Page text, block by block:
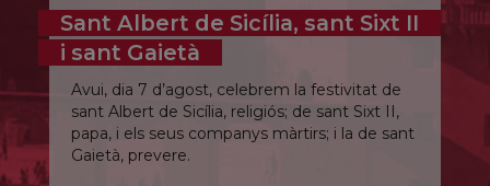
Sant Albert de Sicília, sant Sixt II
i sant Gaietà
Avui, dia 7 d’agost, celebrem la festivitat de
sant Albert de Sicília, religiós; de sant Sixt II,
papa, i els seus companys màrtirs; i la de sant
Gaietà, prevere.